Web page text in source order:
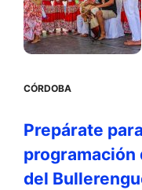
CÓRDOBA
Prepárate
programación
del